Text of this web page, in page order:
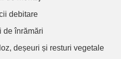
debitare
de înrămări
deșeuri și resturi vegetale